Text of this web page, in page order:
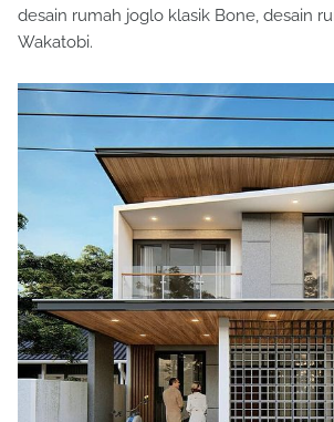
desain rumah joglo klasik Bone, desain
Wakatobi.